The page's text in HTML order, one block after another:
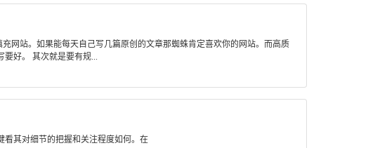
网站。如果能每天自己写几篇原创的文章那蜘蛛肯定喜欢你的网站。而高质
要好。 其次就是要有规...
看其对细节的把握和关注程度如何。在